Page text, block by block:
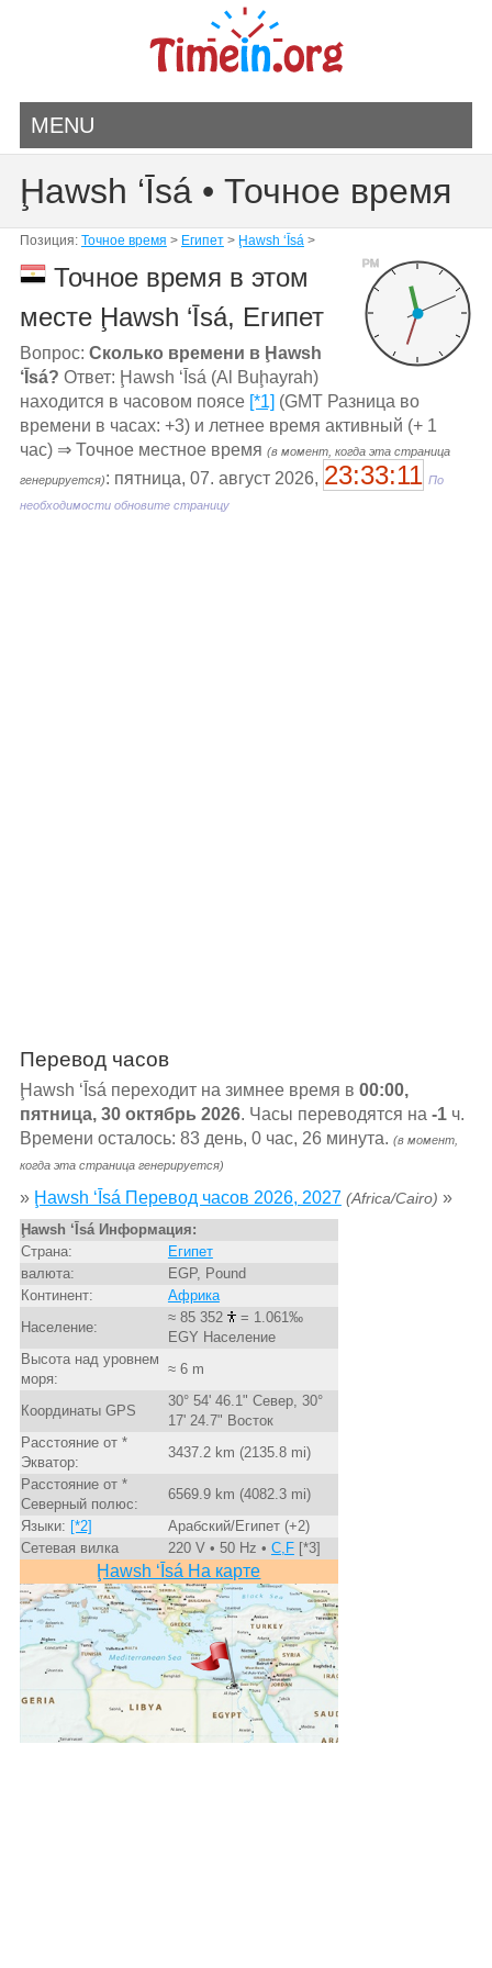
MENU
Ḩawsh ‘Īsá • Точное время
Позиция: Точное время > Египет> Ḩawsh ‘Īsá>
PM
Точное время в этом
месте Ḩawsh ‘Īsá, Египет
Вопрос: Сколько времени в Ḩawsh
‘Īsá? Ответ: Ḩawsh ‘Īsá (Al Buḩayrah)
находится в часовом поясе [*1] (GMT Разница во
времени в часах: +3) и летнее время активный (+ 1
час) ⇒ Точное местное время (в момент, когда эта страница
генерируется): пятница, 07. август 2026, 23:33:11 По
необходимости обновите страницу
Перевод часов
Ḩawsh ‘Īsá переходит на зимнее время в 00:00,
пятница, 30 октябрь 2026. Часы переводятся на -1ч.
Времени осталось: 83 день, 0 час, 26 минута. (в момент,
когда эта страница генерируется)
» Ḩawsh ‘Īsá Перевод часов 2026, 2027 (Africa/Cairo) »
Ḩawsh ‘Īsá Информация:
Страна:
Египет
валюта:
EGP, Pound
Континент:
Африка
Население:
≈ 85 352
= 1.061‰
EGY Население
Высота над уровнем
моря:
≈ 6 m
Координаты GPS
30° 54' 46.1" Север, 30°
17' 24.7" Восток
Расстояние от *
Экватор:
3437.2 km (2135.8 mi)
Расстояние от *
Северный полюс:
6569.9 km (4082.3 mi)
Языки: [*2]
Арабский/Египет (+2)
Сетевая вилка
220 V • 50 Hz • C,F[*3]
Ḩawsh ‘Īsá На карте